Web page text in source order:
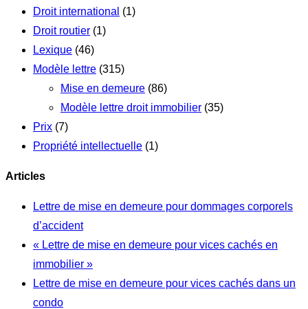
Droit international (1)
Droit routier (1)
Lexique (46)
Modèle lettre (315)
Mise en demeure (86)
Modèle lettre droit immobilier (35)
Prix (7)
Propriété intellectuelle (1)
Articles
Lettre de mise en demeure pour dommages corporels
d’accident
« Lettre de mise en demeure pour vices cachés en
immobilier »
Lettre de mise en demeure pour vices cachés dans un
condo